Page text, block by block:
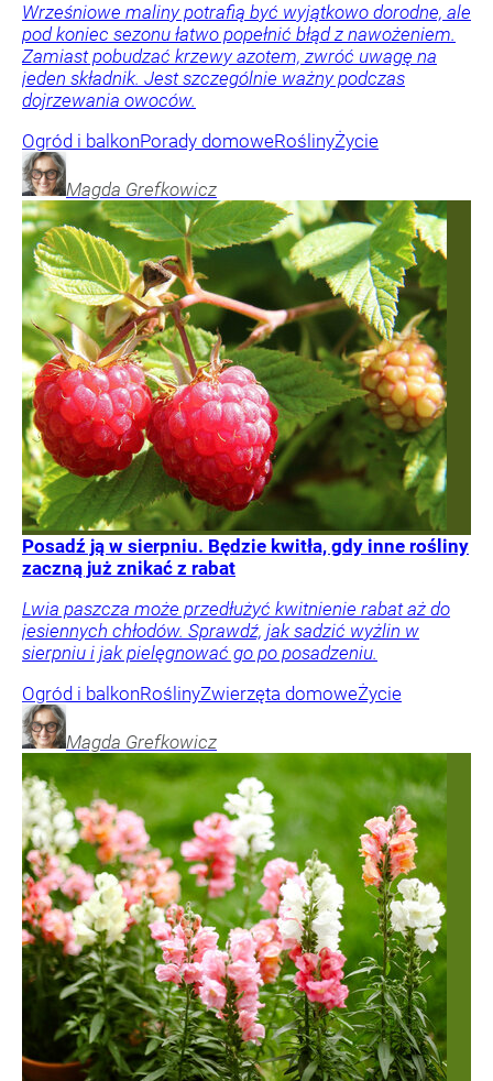
Wrześniowe maliny potrafią być wyjątkowo dorodne, ale
pod koniec sezonu łatwo popełnić błąd z nawożeniem.
Zamiast pobudzać krzewy azotem, zwróć uwagę na
jeden składnik. Jest szczególnie ważny podczas
dojrzewania owoców.
Ogród i balkonPorady domoweRoślinyŻycie
Magda Grefkowicz
Posadź ją w sierpniu. Będzie kwitła, gdy inne rośliny
zaczną już znikać z rabat
Lwia paszcza może przedłużyć kwitnienie rabat aż do
jesiennych chłodów. Sprawdź, jak sadzić wyżlin w
sierpniu i jak pielęgnować go po posadzeniu.
Ogród i balkonRoślinyZwierzęta domoweŻycie
Magda Grefkowicz